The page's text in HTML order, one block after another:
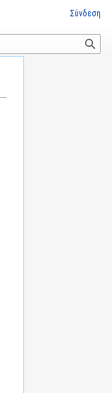
Σύνδεση